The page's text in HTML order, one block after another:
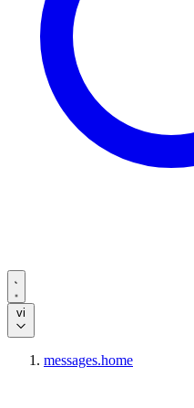
vi
messages.home